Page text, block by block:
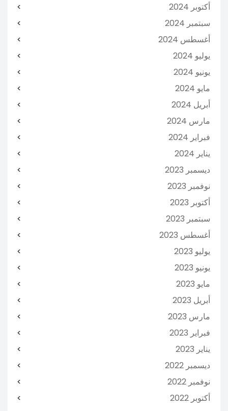
أكتوبر 2024
سبتمبر 2024
أغسطس 2024
يوليو 2024
يونيو 2024
مايو 2024
أبريل 2024
مارس 2024
فبراير 2024
يناير 2024
ديسمبر 2023
نوفمبر 2023
أكتوبر 2023
سبتمبر 2023
أغسطس 2023
يوليو 2023
يونيو 2023
مايو 2023
أبريل 2023
مارس 2023
فبراير 2023
يناير 2023
ديسمبر 2022
نوفمبر 2022
أكتوبر 2022